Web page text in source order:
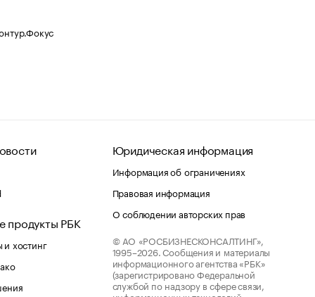
продукты РБК
хостинг
Юридическая информация
Информация об ограничениях
Правовая информация
О соблюдении авторских прав
© АО «РОСБИЗНЕСКОНСАЛТИНГ»,
1995–2026. Сообщения и материалы
информационного агентства «РБК»
(зарегистрировано Федеральной
службой по надзору в сфере связи,